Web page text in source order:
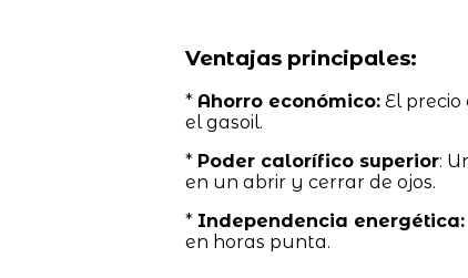
Ventajas principales:
* Ahorro económico:El precio
el gasoil.
* Poder calorífico superior:
en un abrir y cerrar de ojos.
* Independencia energética:
en horas punta.